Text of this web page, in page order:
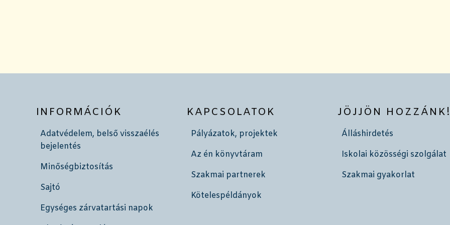
INFORMÁCIÓK
Adatvédelem, belső visszaélés
bejelentés
Minőségbiztosítás
Sajtó
Egységes zárvatartási napok
KAPCSOLATOK
Pályázatok, projektek
Az én könyvtáram
Szakmai partnerek
Kötelespéldányok
JÖJJÖN
Álláshirdetés
Iskolai közösségi szolgálat
Szakmai gyakorlat